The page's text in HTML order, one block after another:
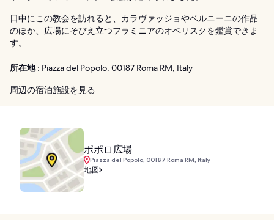
日中にこの教会を訪れると、カラヴァッジョやベルニーニの作品
のほか、広場にそびえ立つフラミニアのオベリスクを鑑賞できま
す。
所在地 : Piazza del Popolo, 00187 Roma RM, Italy
周辺の宿泊施設を見る
ポポロ広場
Piazza del Popolo, 00187 Roma RM, Italy
地図